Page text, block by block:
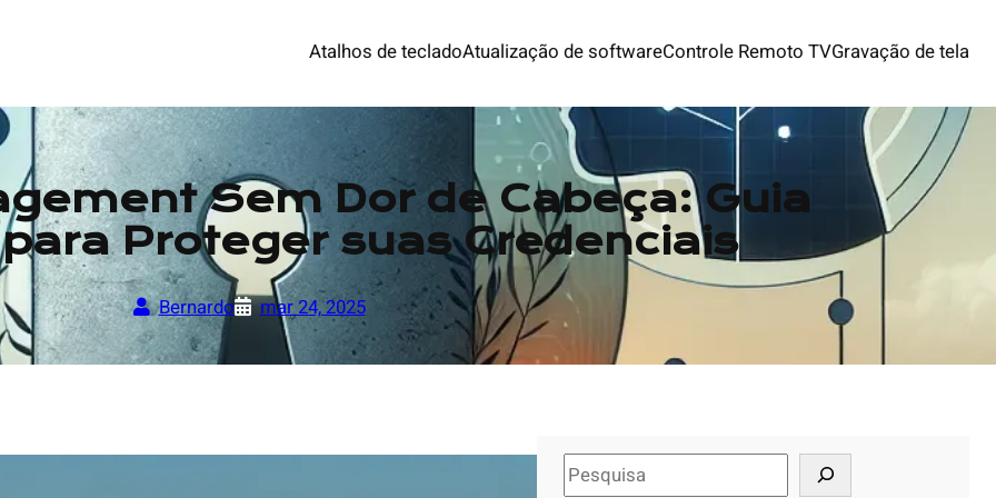
Atalhos de tecladoAtualização de softwareControle Remoto TVGravação de tela
Sem Dor de Cabeça: Guia
Proteger suas Credenciais
Bernardo mar 24, 2025
S